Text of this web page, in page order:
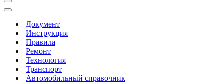
Меню
навигации
Меню
навигацииДокумент
Инструкция
Правила
Ремонт
Технология
Транспорт
Автомобильный справочник